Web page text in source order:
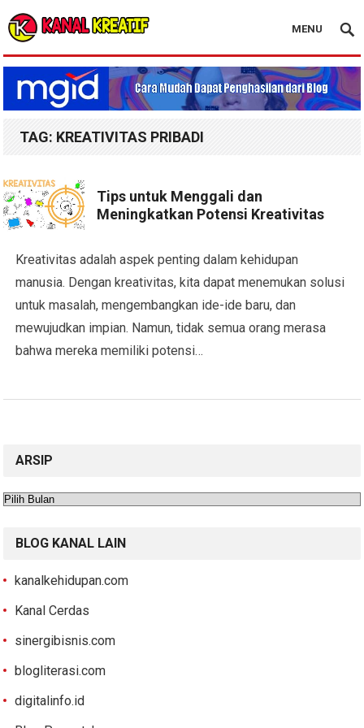
Blog Kanal Kreatif
MENU
TAG: KREATIVITAS PRIBADI
Tips untuk Menggali dan
Meningkatkan Potensi Kreativitas
Kreativitas adalah aspek penting dalam kehidupan
manusia. Dengan kreativitas, kita dapat menemukan solusi
untuk masalah, mengembangkan ide-ide baru, dan
mewujudkan impian. Namun, tidak semua orang merasa
bahwa mereka memiliki potensi…
ARSIP
Arsip
BLOG KANAL LAIN
kanalkehidupan.com
Kanal Cerdas
sinergibisnis.com
blogliterasi.com
digitalinfo.id